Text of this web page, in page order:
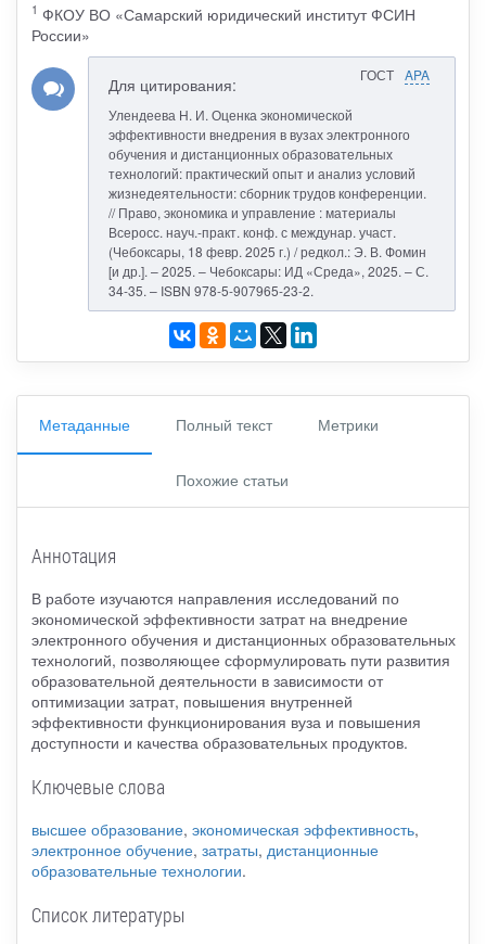
1 ФКОУ ВО «Самарский юридический институт ФСИН
России»
ГОСТ APA
Для цитирования:
Улендеева Н. И. Оценка экономической
эффективности внедрения в вузах электронного
обучения и дистанционных образовательных
технологий: практический опыт и анализ условий
жизнедеятельности: сборник трудов конференции.
// Право, экономика и управление : материалы
Всеросс. науч.-практ. конф. с междунар. участ.
(Чебоксары, 18 февр. 2025 г.) / редкол.: Э. В. Фомин
[и др.]. – 2025. – Чебоксары: ИД «Среда», 2025. – С.
34-35. – ISBN 978-5-907965-23-2.
Метаданные Полный текст Метрики
Похожие статьи
Аннотация
В работе изучаются направления исследований по
экономической эффективности затрат на внедрение
электронного обучения и дистанционных образовательных
технологий, позволяющее сформулировать пути развития
образовательной деятельности в зависимости от
оптимизации затрат, повышения внутренней
эффективности функционирования вуза и повышения
доступности и качества образовательных продуктов.
Ключевые слова
высшее образование, экономическая эффективность,
электронное обучение, затраты, дистанционные
образовательные технологии.
Список литературы